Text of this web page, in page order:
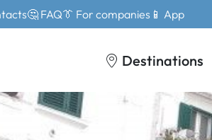
🤔 FAQ👔 For companies 📱 App
Destinations